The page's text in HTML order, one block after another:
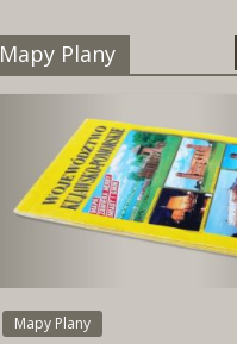
Mapy Plany
Mapy Plany